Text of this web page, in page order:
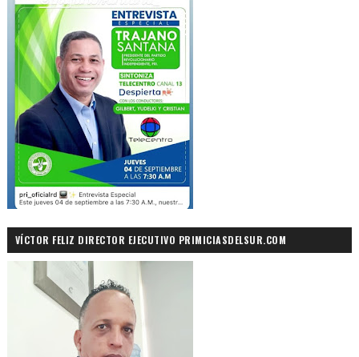
VÍCTOR FELIZ DIRECTOR EJECUTIVO PRIMICIASDELSUR.COM